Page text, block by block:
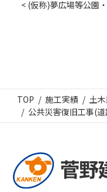
< (仮称)夢広場等公園
TOP 施工実績
土
公共災害復旧工事(道